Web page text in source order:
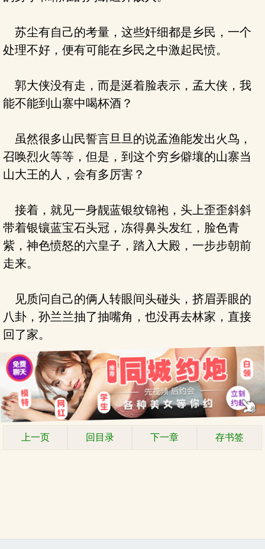
苏尘有自己的考量，这些奸细都是乡民，一个
处理不好，便有可能在乡民之中激起民愤。
郭大侠没有走，而是涎着脸表示，孟大侠，我
能不能到山寨中喝杯酒？
虽然很多山民誓言旦旦的说孟渔能发出火鸟，
召唤烈火等等，但是，到这个穷乡僻壤的山寨当
山大王的人，会有多厉害？
接着，就见一身靓蓝银纹锦袍，头上歪歪斜斜
带着银镶蓝宝石头冠，冻得鼻头发红，脸色青
紫，神色愤怒的六皇子，踏入大殿，一步步朝前
走来。
见质问自己的俩人转眼间头碰头，挤眉弄眼的
八卦，孙兰兰抽了抽嘴角，也没再去林家，直接
回了家。
上一页 回目录 下一章 存书签